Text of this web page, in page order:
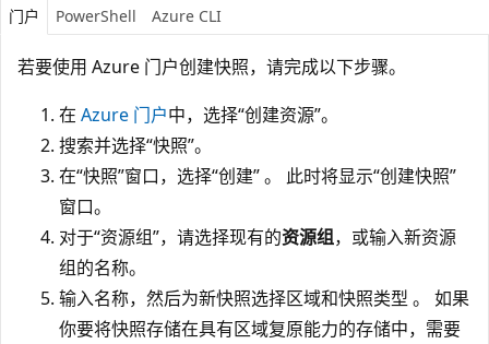
门户 PowerShell Azure CLI
若要使用 Azure 门户创建快照，请完成以下步骤。
在 Azure 门户中，选择“创建资源”。
搜索并选择“快照”。
在“快照”窗口，选择“创建” 。 此时将显示“创建快照”
窗口。
对于“资源组”，请选择现有的资源组，或输入新资源
组的名称。
输入名称，然后为新快照选择区域和快照类型 。 如果
你要将快照存储在具有区域复原能力的存储中，需要